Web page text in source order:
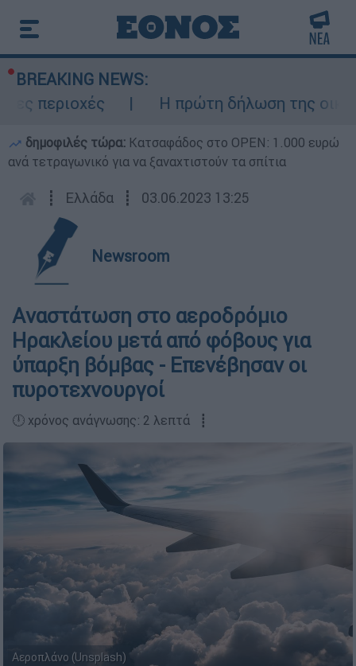
BREAKING NEWS:
περιοχές
Η πρώτη δήλωση της
δημοφιλές τώρα: Κατσαφάδος στο OPEN: 1.000 ευρώ
ανά τετραγωνικό για να ξαναχτιστούν τα σπίτια
┋ Ελλάδα ┋ 03.06.2023 13:25
Newsroom
Aναστάτωση στο αεροδρόμιο
Ηρακλείου μετά από φόβους για
ύπαρξη βόμβας - Επενέβησαν οι
πυροτεχνουργοί
🕛 χρόνος ανάγνωσης: 2 λεπτά ┋
Αεροπλάνο (Unsplash)